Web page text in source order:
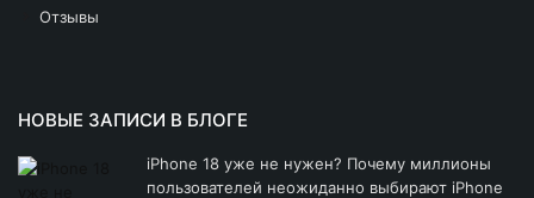
Отзывы
НОВЫЕ ЗАПИСИ В БЛОГЕ
iPhone 18 уже не нужен? Почему миллионы
пользователей неожиданно выбирают iPhone